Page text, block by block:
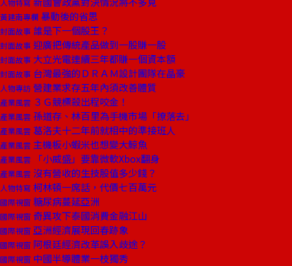
人物特寫
黃建南專欄 暴動後的省思
封面故事 誰是下一個股王？
封面故事 迎廣把傳統產品做到一股賺一股
封面故事 大立光電連續三年都賺一個資本額
封面故事 台灣最強的ＤＲＡＭ設計團隊在晶豪
人物專訪 營建業求存五年內須改善體質
產業風雲 ３Ｇ競標殺出程咬金！
產業風雲 孫道存、林百里為手機市場「撩落去」
產業風雲 葛洛夫十二年前就相中的準接班人
產業風雲 主機板小蝦米也想變大鯨魚
產業風雲 「小威盛」要靠微軟Xbox翻身
產業風雲 沒有營收的生技股值多少錢？
人物特寫 柯林頓一席話，代價七百萬元
國際視窗 糖尿病蔓延亞洲
國際視窗 奇異攻下泰國消費金融江山
國際視窗 亞洲經濟展現回春跡象
國際視窗 阿根廷經濟改革誤入歧途？
國際視窗 中國半導體業一枝獨秀